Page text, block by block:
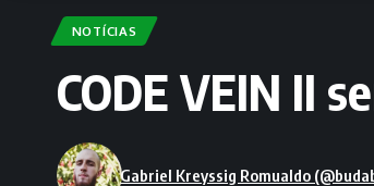
NOTÍCIAS
CODE VEIN II
Gabriel Kreyssig Romualdo